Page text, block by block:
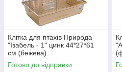
Клітка для птахів Природа
"Ізабель - 1" цинк 44*27*61
см (бежева)
Готово до відправки